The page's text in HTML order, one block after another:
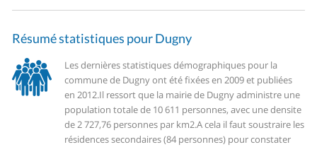
Résumé statistiques pour Dugny
Les dernières statistiques démographiques pour la
commune de Dugny ont été fixées en 2009 et publiées
en 2012.Il ressort que la mairie de Dugny administre une
population totale de 10 611 personnes, avec une densite
de 2 727,76 personnes par km2.A cela il faut soustraire les
résidences secondaires (84 personnes) pour constater